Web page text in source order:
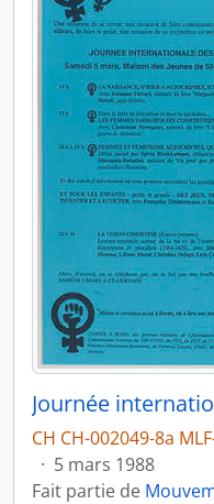
CH CH-002049-8a
· 5 mars 1988
Fait partie de